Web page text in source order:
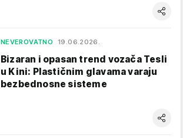
NEVEROVATNO 19.06.2026.
Bizaran i opasan trend vozača Tesli
u Kini: Plastičnim glavama varaju
bezbednosne sisteme